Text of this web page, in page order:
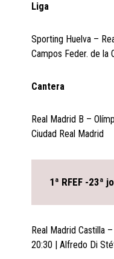
Liga
Sporting Huelva –
Campos Feder. de la
Cantera
Real Madrid B –
Ciudad Real Madrid
1ª RFEF -23ª
Real Madrid Castilla
20:30 | Alfredo Di